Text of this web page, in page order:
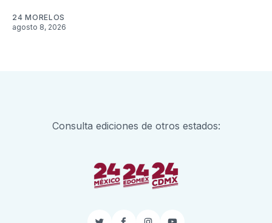
24 MORELOS
agosto 8, 2026
Consulta ediciones de otros estados: